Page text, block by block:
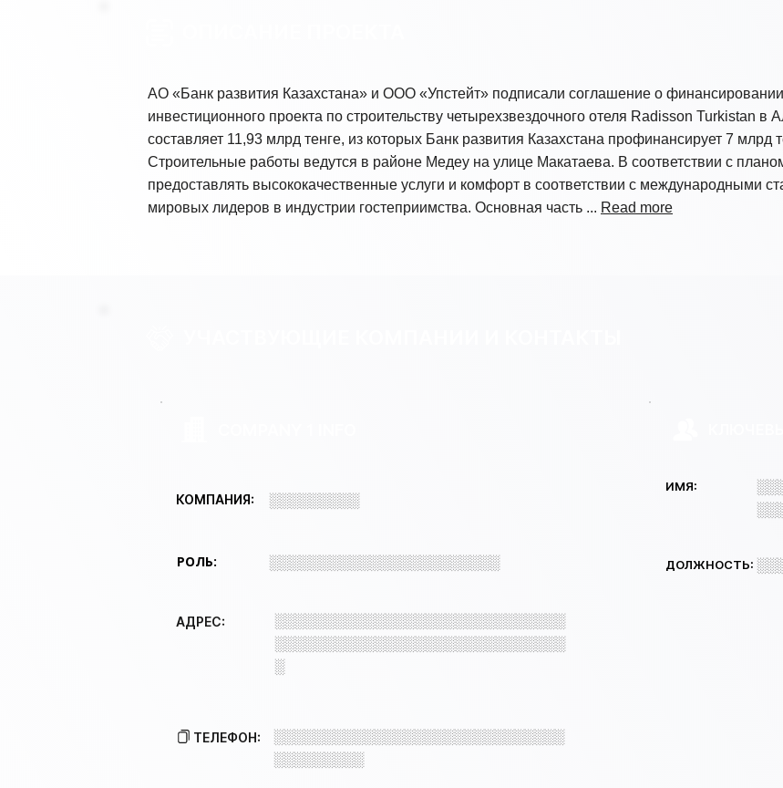
АО «Банк развития Казахстана» и ООО «Упстейт» подписали соглашение о
инвестиционного проекта по строительству четырехзвездочного отеля Radisson Turkistan
составляет 11,93 млрд тенге, из которых Банк развития Казахстана профинансирует 7
Строительные работы ведутся в районе Медеу на улице Макатаева. В соответствии с
предоставлять высококачественные услуги и комфорт в соответствии с международными
мировых лидеров в индустрии гостеприимства. Основная часть ... Read more
КОМПАНИЯ: ░░░░░░░░░
РОЛЬ: ░░░░░░░░░░░░░░░░░░░░░░░
АДРЕС:
░░░░░░░░░░░░░░░░░░░░░░░░░░░░░
░░░░░░░░░░░░░░░░░░░░░░░░░░░░░
░
ТЕЛЕФОН:
░░░░░░░░░░░░░░░░░░░░░░░░░░░░░
░░░░░░░░░
ИМЯ:
ДОЛЖНОСТЬ: